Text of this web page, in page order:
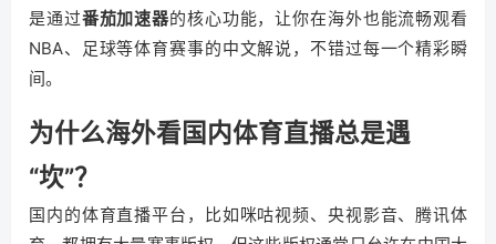
是通过番茄加速器的核心功能，让你在海外也能流畅观看
NBA、足球等体育赛事的中文解说，不错过每一个精彩瞬
间。
为什么海外看国内体育直播总是遇
“坎”？
国内的体育直播平台，比如咪咕视频、央视影音、腾讯体